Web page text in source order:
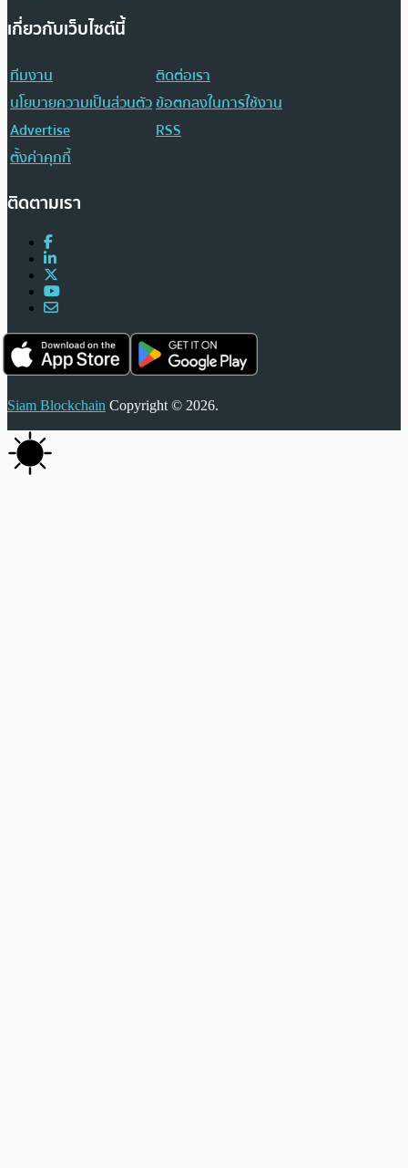
เกี่ยวกับเว็บไซต์นี้
ทีมงาน
ติดต่อเรา
นโยบายความเป็นส่วนตัวข้อตกลงในการใช้งาน
Advertise
RSS
ตั้งค่าคุกกี้
ติดตามเรา
Siam Blockchain Copyright © 2026.